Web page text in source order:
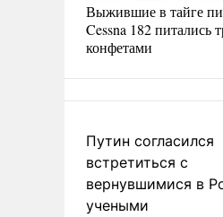
Выжившие в тайге
Cessna 182 питались
конфетами
Путин согласился
встретиться с
вернувшимися в
учеными